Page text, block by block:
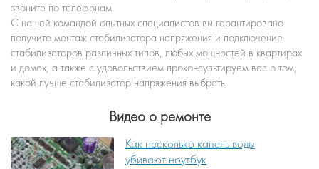
звоните по телефонам.
С нашей командой опытных специалистов вы гарантировано
получите монтаж стабилизатора напряжения и подключение
стабилизаторов различных типов, любых мощностей в квартирах
и домах, а также с удовольствием проконсультируем вас о том,
какой лучше стабилизатор напряжения выбрать.
Видео о ремонте
Как несколько капель воды
убивают ноутбук